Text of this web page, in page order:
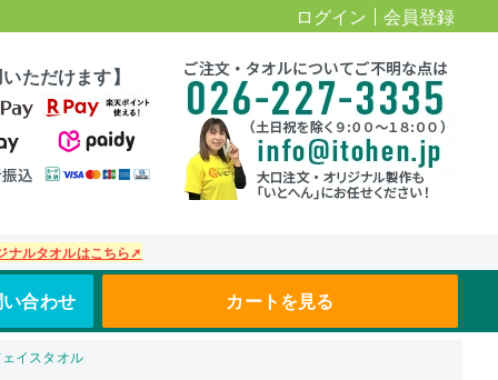
ログイン 会員登録
ただけます】
ナルタオルはこちら➚
合わせ カートを見る
イスタオル